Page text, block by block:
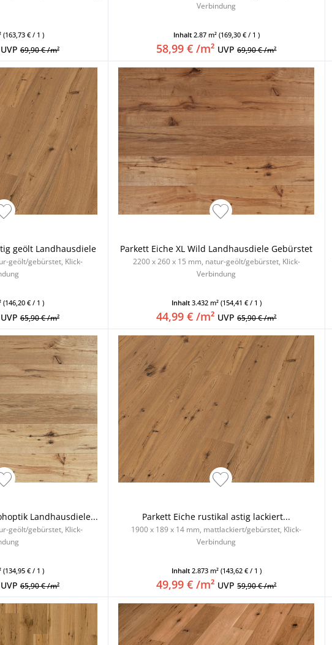
(163,73 € / 1 )
UVP69,90 € /m²
Verbindung
Inhalt 2.87 m² (169,30 € / 1 )
58,99 € /m² UVP69,90 € /m²
geölt Landhausdiele
geölt/gebürstet, Klick-
(146,20 € / 1 )
UVP65,90 € /m²
Parkett Eiche XL Wild Landhausdiele Gebürstet
2200 x 260 x 15 mm, natur-geölt/gebürstet, Klick-
Verbindung
Inhalt 3.432 m² (154,41 € / 1 )
44,99 € /m² UVP65,90 € /m²
Landhausdiele...
geölt/gebürstet, Klick-
(134,95 € / 1 )
UVP65,90 € /m²
Parkett Eiche rustikal astig lackiert...
1900 x 189 x 14 mm, mattlackiert/gebürstet, Klick-
Verbindung
Inhalt 2.873 m² (143,62 € / 1 )
49,99 € /m² UVP59,90 € /m²